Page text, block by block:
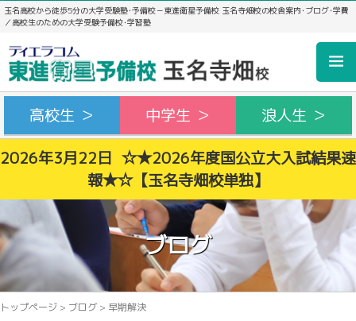
玉名高校から徒歩5分の大学受験塾･予備校－東進衛星予備校 玉名寺畑校の校舎案内･ブログ･学費
／高校生のための大学受験予備校･学習塾
高校生 ＞ 中学生 ＞ 浪人生 ＞
2026年3月22日 ☆★2026年度国公立大入試結果速
報★☆【玉名寺畑校単独】
ブログ
トップページ > ブログ > 早期解決